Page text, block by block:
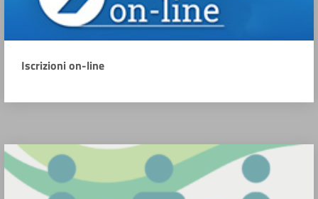
Iscrizioni on-line